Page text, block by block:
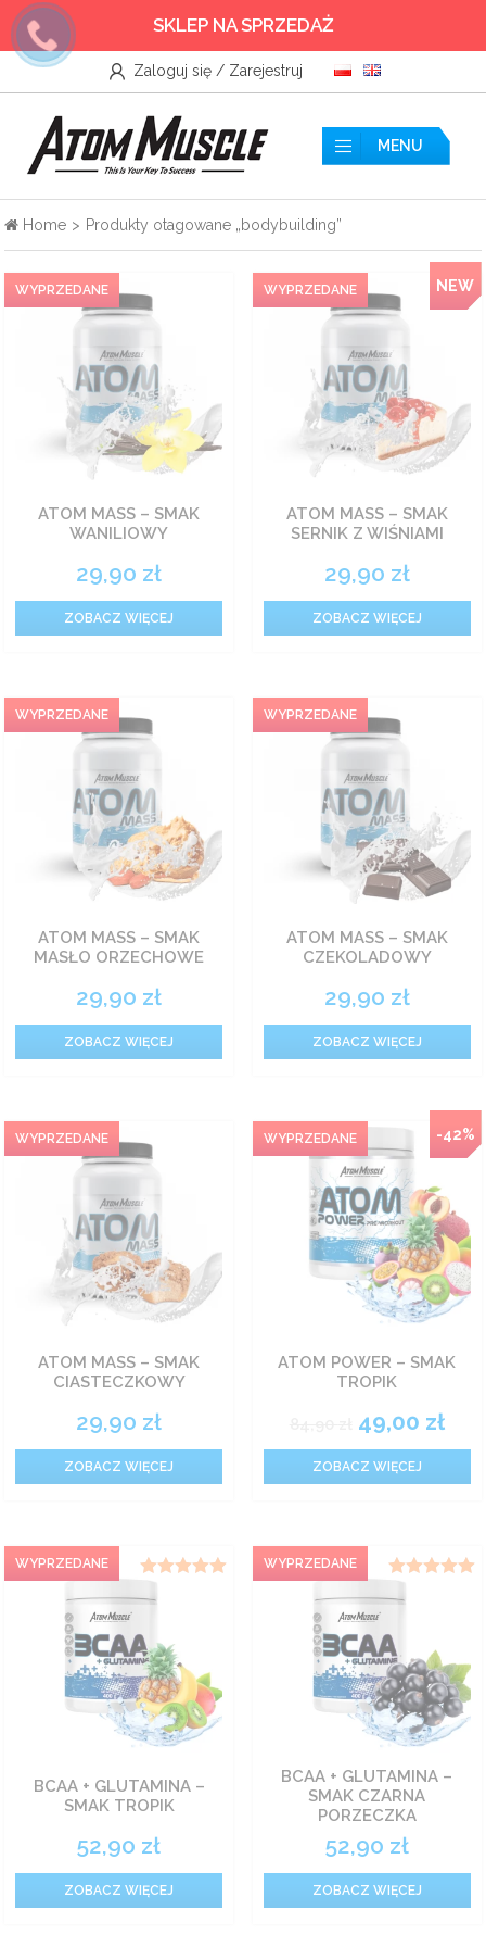
Zaloguj się / Zarejestruj
MENU
Home > Produkty otagowane „bodybuilding”
ATOM MASS – SMAK
WANILIOWY
29,90 zł
ZOBACZ WIĘCEJ
NEW
ATOM MASS – SMAK
SERNIK Z WIŚNIAMI
29,90 zł
ZOBACZ WIĘCEJ
ATOM MASS – SMAK
MASŁO ORZECHOWE
29,90 zł
ZOBACZ WIĘCEJ
ATOM MASS – SMAK
CZEKOLADOWY
29,90 zł
ZOBACZ WIĘCEJ
ATOM MASS – SMAK
CIASTECZKOWY
29,90 zł
ZOBACZ WIĘCEJ
-42%
ATOM POWER – SMAK
TROPIK
49,00 zł
ZOBACZ WIĘCEJ
BCAA + GLUTAMINA –
SMAK TROPIK
52,90 zł
ZOBACZ WIĘCEJ
BCAA + GLUTAMINA –
SMAK CZARNA
PORZECZKA
52,90 zł
ZOBACZ WIĘCEJ
SKLEP NA SPRZEDAŻ
Akcesoria
Azoty
Boostery Testosteronu
Odżywki białkowe
Odżywki przedtreningowe
Odżywki węglowodanowe
Spalacze tłuszczu
Witaminy
Prozdrowotne